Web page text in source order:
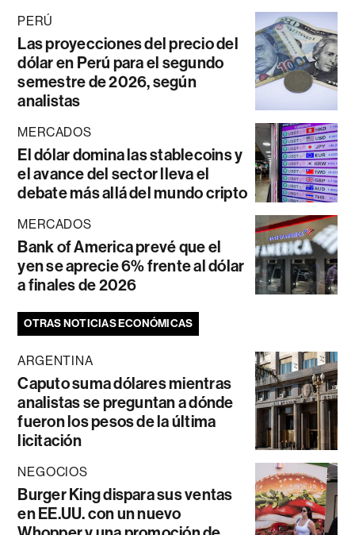
PERÚ
Las proyecciones del precio del
dólar en Perú para el segundo
semestre de 2026, según
analistas
MERCADOS
El dólar domina las stablecoins y
el avance del sector lleva el
debate más allá del mundo cripto
MERCADOS
Bank of America prevé que el
yen se aprecie 6% frente al dólar
a finales de 2026
OTRAS NOTICIAS ECONÓMICAS
ARGENTINA
Caputo suma dólares mientras
analistas se preguntan a dónde
fueron los pesos de la última
licitación
NEGOCIOS
Burger King dispara sus ventas
en EE.UU. con un nuevo